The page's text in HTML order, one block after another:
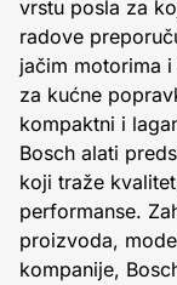
vrstu posla za
radove
jačim motorima
za kućne
kompaktni i
Bosch alati
koji traže
performanse.
proizvoda,
kompanije,